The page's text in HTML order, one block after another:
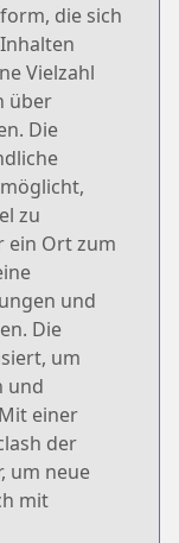
die sich
Vielzahl
über
Die
zu
ein Ort zum
und
Die
um
und
einer
der
um neue
mit